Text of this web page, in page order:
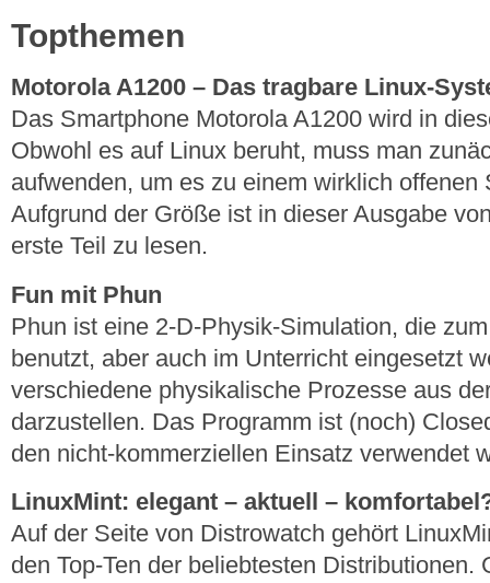
Topthemen
Motorola A1200 – Das tragbare Linux-
Das Smartphone Motorola A1200 wird in
Obwohl es auf Linux beruht, muss man
aufwenden, um es zu einem wirklich offenen
Aufgrund der Größe ist in dieser Ausgabe
erste Teil zu lesen.
Fun mit Phun
Phun ist eine 2-D-Physik-Simulation, die
benutzt, aber auch im Unterricht eingesetzt
verschiedene physikalische Prozesse aus
darzustellen. Das Programm ist (noch)
den nicht-kommerziellen Einsatz verwendet
LinuxMint: elegant – aktuell –
Auf der Seite von Distrowatch gehört
den Top-Ten der beliebtesten Distributionen.